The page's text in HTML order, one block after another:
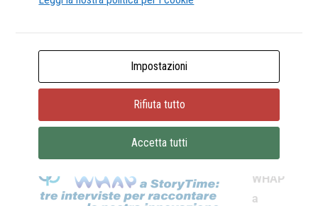
LORENZO BRINGHENTI,
FRANCESCA REBECCHI E ANDREA
CASSINI SU STORYTIME!
WHAP
a
Impostazioni
Rifiuta tutto
Accetta tutti